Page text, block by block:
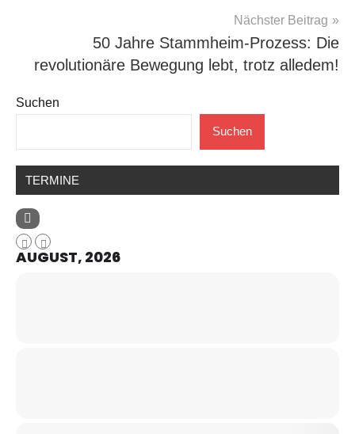
Nächster Beitrag
50 Jahre Stammheim-Prozess: Die
revolutionäre Bewegung lebt, trotz alledem!
Suchen
Suchen
TERMINE
AUGUST, 2026